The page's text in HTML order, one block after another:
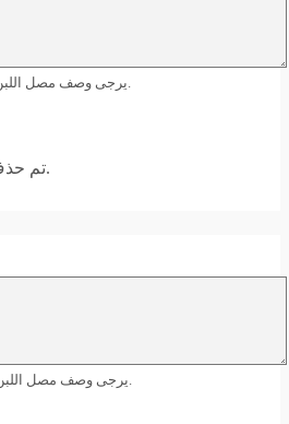
تم حذف تقرير المسار بنجاح.